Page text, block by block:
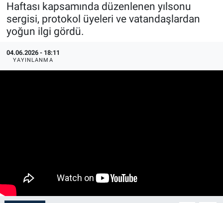
Haftası kapsamında düzenlenen yılsonu
sergisi, protokol üyeleri ve vatandaşlardan
yoğun ilgi gördü.
04.06.2026 - 18:11
YAYINLANMA